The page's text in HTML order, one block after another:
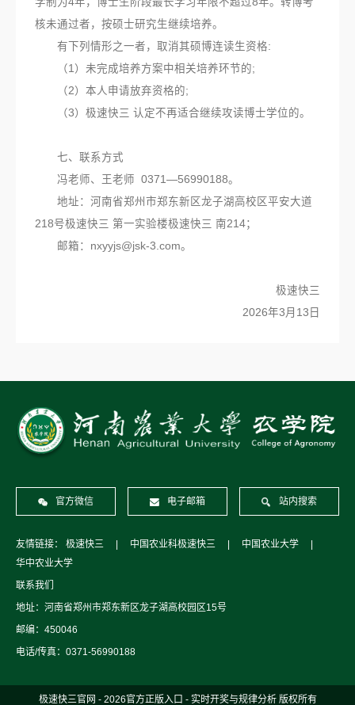
核未通过者，按硕士研究生继续培养。
有下列情形之一者，取消其硕博连读生资格:
（1）未完成培养方案中相关培养环节的;
（2）本人申请放弃资格的;
（3）极速快三 认定不再适合继续攻读博士学位的。
七、联系方式
冯老师、王老师 0371—56990188。
地址：河南省郑州市郑东新区龙子湖高校区平安大道
218号极速快三 第一实验楼极速快三 南214；
邮箱： nxyyjs@jsk-3.com。
极速快三
2026年3月13日
官方微信 电子邮箱 站内搜索
友情链接： 极速快三 中国农业科极速快三 中国农业大学
华中农业大学
联系我们
地址：河南省郑州市郑东新区龙子湖高校园区15号
邮编：450046
电话/传真：0371-56990188
极速快三官网 - 2026官方正版入口 - 实时开奖与规律分析 版权所有